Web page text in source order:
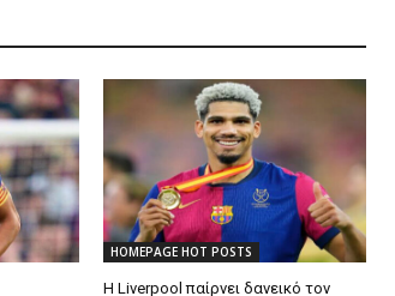
HOMEPAGE HOT POSTS
Η Liverpool παίρνει δανεικό τον